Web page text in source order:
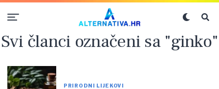
Svi članci označeni sa "ginko"
PRIRODNI LIJEKOVI